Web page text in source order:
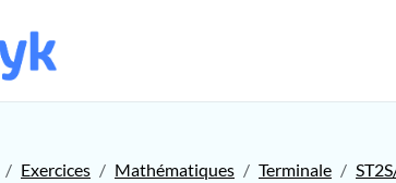
Exercices Mathématiques Terminale